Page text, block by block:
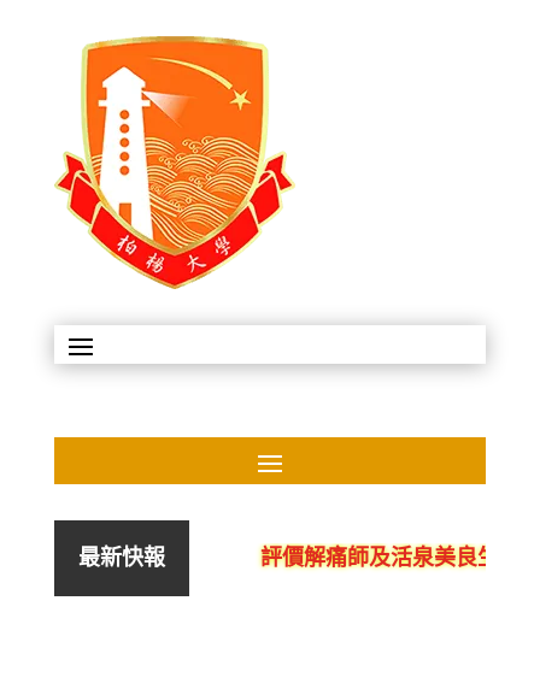
最新快報 評價解痛師及活泉美良生館